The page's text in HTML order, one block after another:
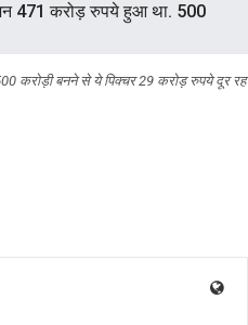
करोड़ी बनने से ये पिक्चर 29 करोड़ रुपये दूर रह